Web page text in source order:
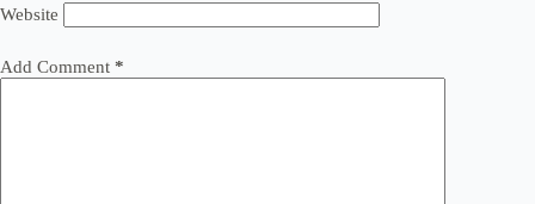
Website
Add Comment *